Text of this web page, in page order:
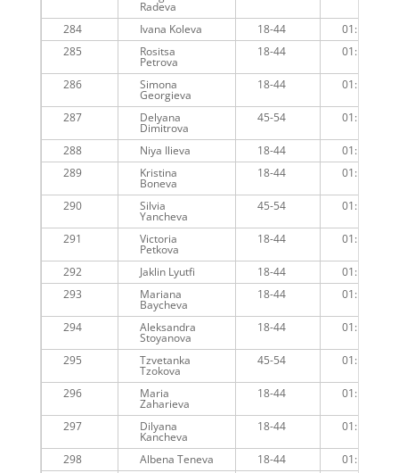
Radeva
284 Ivana Koleva 18-44
01:18:20
285
Rositsa
Petrova
18-44 01:18:19
286 Simona
Georgieva
18-44 01:18:17
287 Delyana
Dimitrova
45-54 01:18:35
288 Niya Ilieva 18-44
01:18:20
289
Kristina
Boneva
18-44 01:18:30
290 Silvia
Yancheva
45-54 01:17:45
291 Victoria
Petkova
18-44 01:18:26
292 Jaklin Lyutfi 18-44
01:18:26
293
Mariana
Baycheva
18-44 01:18:53
294 Aleksandra
Stoyanova
18-44 01:18:28
295 Tzvetanka
Tzokova
45-54 01:17:46
296 Maria
Zaharieva
18-44 01:18:24
297 Dilyana
Kancheva
18-44 01:18:40
298 Albena Teneva 18-44
01:19:17